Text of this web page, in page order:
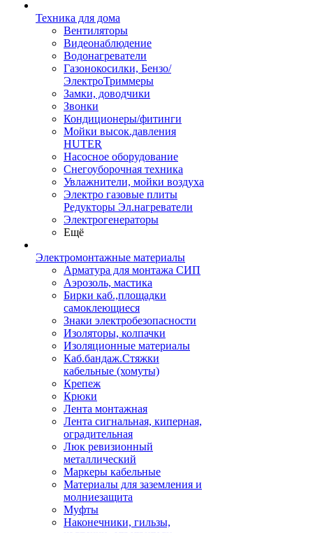
Техника для дома
Вентиляторы
Видеонаблюдение
Водонагреватели
Газонокосилки, Бензо/
ЭлектроТриммеры
Замки, доводчики
Звонки
Кондиционеры/фитинги
Мойки высок.давления
HUTER
Насосное оборудование
Снегоуборочная техника
Увлажнители, мойки воздуха
Электро газовые плиты
Редукторы Эл.нагреватели
Электрогенераторы
Ещё
Электромонтажные материалы
Арматура для монтажа СИП
Аэрозоль, мастика
Бирки каб.,площадки
самоклеющиеся
Знаки электробезопасности
Изоляторы, колпачки
Изоляционные материалы
Каб.бандаж.Стяжки
кабельные (хомуты)
Крепеж
Крюки
Лента монтажная
Лента сигнальная, киперная,
оградительная
Люк ревизионный
металлический
Маркеры кабельные
Материалы для заземления и
молниезащита
Муфты
Наконечники, гильзы,